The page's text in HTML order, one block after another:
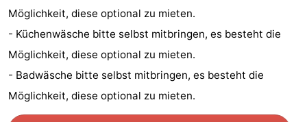
Sportangeln
Essen
und
trinken
Einkaufen
Ausgehen
Möglichkeit, diese optional zu mieten.
- Küchenwäsche bitte selbst mitbringen, es besteht die
Möglichkeit, diese optional zu mieten.
- Badwäsche bitte selbst mitbringen, es besteht die
Möglichkeit, diese optional zu mieten.